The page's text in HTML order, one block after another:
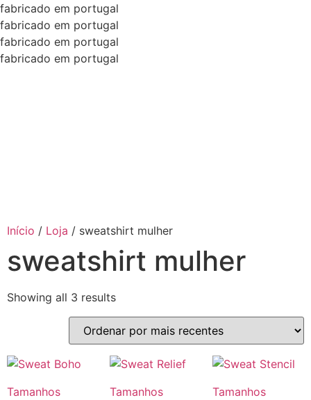
fabricado em portugal
fabricado em portugal
fabricado em portugal
fabricado em portugal
Início / Loja / sweatshirt mulher
sweatshirt mulher
Showing all 3 results
Tamanhos
Tamanhos
Tamanhos